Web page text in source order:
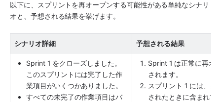
以下に、スプリントを再オープンする可能性がある単純なシナリ
オと、予想される結果を挙げます。
シナリオ詳細 予想される結果
Sprint 1 をクローズしました。
このスプリントには完了した作
業項目がいくつかありました。
すべての未完了の作業項目はバ
Sprint 1 は正常に再オ
されます。
スプリント 1 には、ク
されたときに含まれて